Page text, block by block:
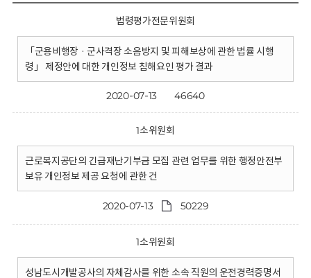
법령평가전문위원회
「군용비행장 · 군사격장 소음방지 및 피해보상에 관한 법률 시행
령」 제정안에 대한 개인정보 침해요인 평가 결과
2020-07-13 46640
1소위원회
근로복지공단의 긴급재난기부금 모집 관련 업무를 위한 행정안전부
보유 개인정보 제공 요청에 관한 건
2020-07-13 50229
1소위원회
성남도시개발공사의 자체감사를 위한 소속 직원의 운전경력증명서